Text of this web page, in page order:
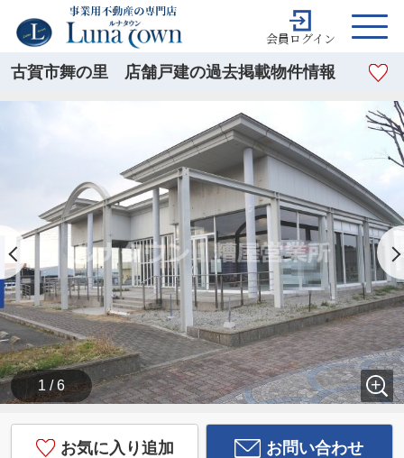
会員ログイン
古賀市舞の里 店舗戸建の過去掲載物件情報
1 / 6
お気に入り追加 お問い合わせ